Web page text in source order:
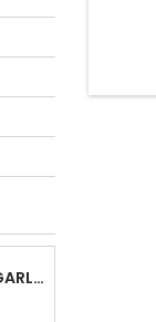
EVAPORATIVO GARLAND COOL 1530